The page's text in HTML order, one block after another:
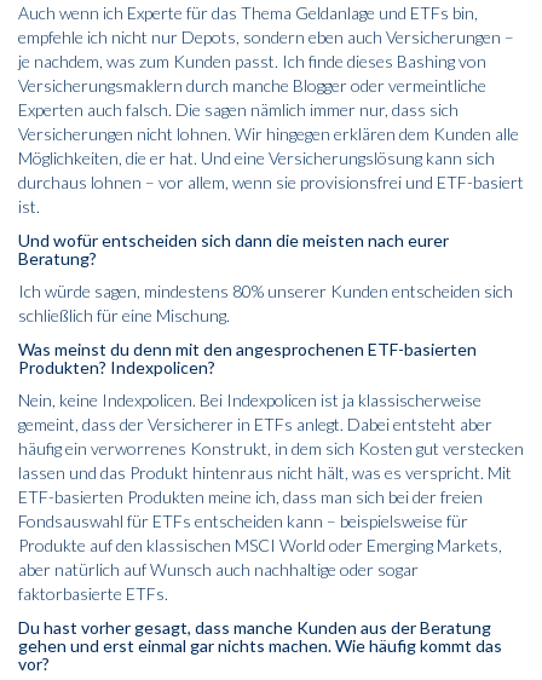
Auch wenn ich Experte für das Thema Geldanlage und ETFs bin,
empfehle ich nicht nur Depots, sondern eben auch Versicherungen –
je nachdem, was zum Kunden passt. Ich finde dieses Bashing von
Versicherungsmaklern durch manche Blogger oder vermeintliche
Experten auch falsch. Die sagen nämlich immer nur, dass sich
Versicherungen nicht lohnen. Wir hingegen erklären dem Kunden alle
Möglichkeiten, die er hat. Und eine Versicherungslösung kann sich
durchaus lohnen – vor allem, wenn sie provisionsfrei und ETF-basiert
ist.
Und wofür entscheiden sich dann die meisten nach eurer
Beratung?
Ich würde sagen, mindestens 80% unserer Kunden entscheiden sich
schließlich für eine Mischung.
Was meinst du denn mit den angesprochenen ETF-basierten
Produkten? Indexpolicen?
Nein, keine Indexpolicen. Bei Indexpolicen ist ja klassischerweise
gemeint, dass der Versicherer in ETFs anlegt. Dabei entsteht aber
häufig ein verworrenes Konstrukt, in dem sich Kosten gut verstecken
lassen und das Produkt hintenraus nicht hält, was es verspricht. Mit
ETF-basierten Produkten meine ich, dass man sich bei der freien
Fondsauswahl für ETFs entscheiden kann – beispielsweise für
Produkte auf den klassischen MSCI World oder Emerging Markets,
aber natürlich auf Wunsch auch nachhaltige oder sogar
faktorbasierte ETFs.
Du hast vorher gesagt, dass manche Kunden aus der Beratung
gehen und erst einmal gar nichts machen. Wie häufig kommt das
vor?